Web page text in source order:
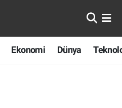
Ekonomi Dünya